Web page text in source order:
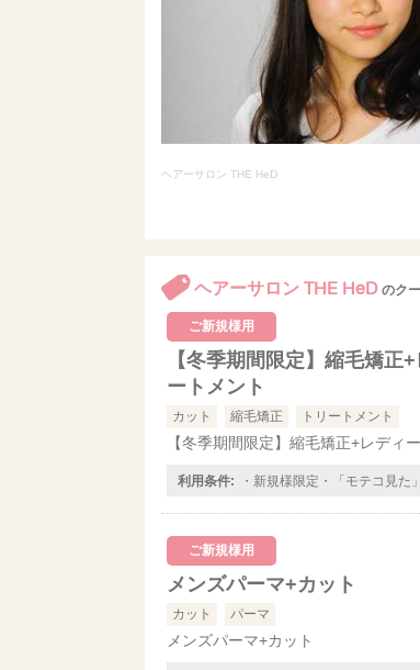
ヘアーサロン THE HeD
ヘアーサロン THE HeD のク
ご新規様用
【冬季期間限定】縮毛矯正
ートメント
カット 縮毛矯正 トリートメント
【冬季期間限定】縮毛矯正+レディ
利用条件: ・新規様限定・「モテコ見た
ご新規様用
メンズパーマ+カット
カット パーマ
メンズパーマ+カット